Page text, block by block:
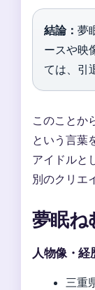
結論： 夢
ースや映
ては、引
このことか
という言葉
アイドルと
別のクリエ
夢眠ね
人物像・経
三重